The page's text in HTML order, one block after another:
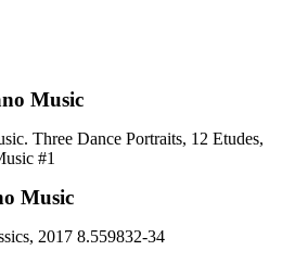
Music
Three Dance Portraits, 12 Etudes,
#1
Music
2017 8.559832-34